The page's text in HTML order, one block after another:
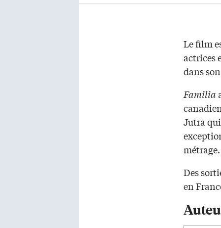
Le film
actrices
dans
Familia
Jutra
métrage.
Des
en